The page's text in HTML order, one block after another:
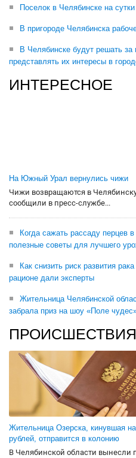
Поселок в Челябинске на
В пригороде Челябинска
В Челябинске будут решать за
представлять их интересы в
ИНТЕРЕСНОЕ
На Южный Урал вернулись чижи
Чижи возвращаются в
сообщили в пресс-службе...
Когда сажать рассаду перцев
полезные советы для лучшего
Как снизить риск развития
рационе дали эксперты
Жительница Челябинской
забрала приз на шоу «Поле
ПРОИСШЕСТВИЯ
Жительница Озерска, кинувшая
рублей, отправится в колонию
В Челябинской области